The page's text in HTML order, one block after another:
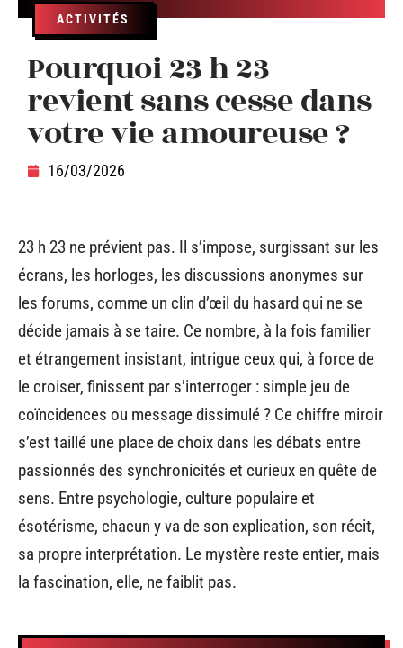
ACTIVITÉS
Pourquoi 23 h 23
revient sans cesse dans
votre vie amoureuse ?
16/03/2026
23 h 23 ne prévient pas. Il s’impose, surgissant sur les
écrans, les horloges, les discussions anonymes sur
les forums, comme un clin d’œil du hasard qui ne se
décide jamais à se taire. Ce nombre, à la fois familier
et étrangement insistant, intrigue ceux qui, à force de
le croiser, finissent par s’interroger : simple jeu de
coïncidences ou message dissimulé ? Ce chiffre miroir
s’est taillé une place de choix dans les débats entre
passionnés des synchronicités et curieux en quête de
sens. Entre psychologie, culture populaire et
ésotérisme, chacun y va de son explication, son récit,
sa propre interprétation. Le mystère reste entier, mais
la fascination, elle, ne faiblit pas.